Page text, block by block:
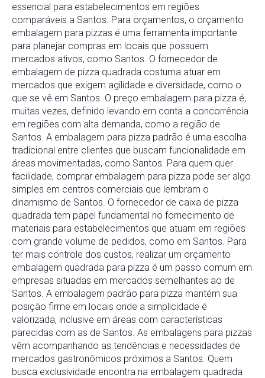
essencial para estabelecimentos em regiões
comparáveis a Santos. Para orçamentos, o orçamento
embalagem para pizzas é uma ferramenta importante
para planejar compras em locais que possuem
mercados ativos, como Santos. O fornecedor de
embalagem de pizza quadrada costuma atuar em
mercados que exigem agilidade e diversidade, como o
que se vê em Santos. O preço embalagem para pizza é,
muitas vezes, definido levando em conta a concorrência
em regiões com alta demanda, como a região de
Santos. A embalagem para pizza padrão é uma escolha
tradicional entre clientes que buscam funcionalidade em
áreas movimentadas, como Santos. Para quem quer
facilidade, comprar embalagem para pizza pode ser algo
simples em centros comerciais que lembram o
dinamismo de Santos. O fornecedor de caixa de pizza
quadrada tem papel fundamental no fornecimento de
materiais para estabelecimentos que atuam em regiões
com grande volume de pedidos, como em Santos. Para
ter mais controle dos custos, realizar um orçamento
embalagem quadrada para pizza é um passo comum em
empresas situadas em mercados semelhantes ao de
Santos. A embalagem padrão para pizza mantém sua
posição firme em locais onde a simplicidade é
valorizada, inclusive em áreas com características
parecidas com as de Santos. As embalagens para pizzas
vêm acompanhando as tendências e necessidades de
mercados gastronômicos próximos a Santos. Quem
busca exclusividade encontra na embalagem quadrada